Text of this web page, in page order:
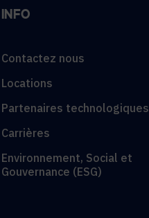
INFO
Contactez nous
Locations
Partenaires technologiques
Carrières
Environnement, Social et
Gouvernance (ESG)